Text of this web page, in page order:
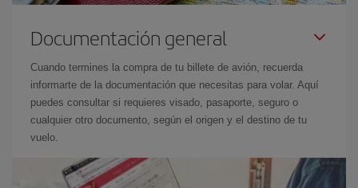
Documentación general
Cuando termines la compra de tu billete de avión, recuerda
informarte de la documentación que necesitas para volar. Aquí
puedes consultar si requieres visado, pasaporte, seguro o
cualquier otro documento, según el origen y el destino de tu
vuelo.